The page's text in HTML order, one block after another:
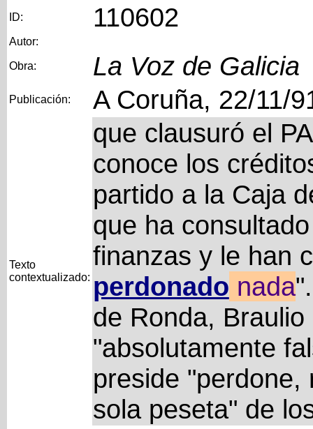
ID: 110602
Autor:
Obra: La Voz de Galicia
Publicación: A Coruña, 22/11/
Texto
contextualizado:
que clausuró el
conoce los
partido a la Caja
que ha
finanzas y le han
perdonado nada
de Ronda,
"absolutamente
preside "perdone,
sola peseta" de